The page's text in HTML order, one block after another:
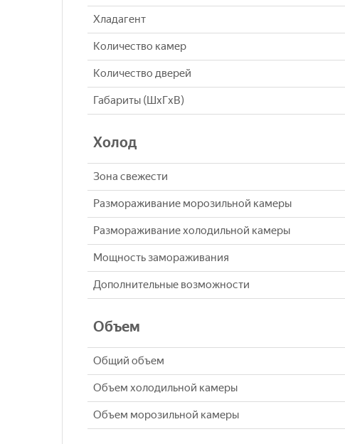
Хладагент
Количество камер
Количество дверей
Габариты (ШxГxВ)
Холод
Зона свежести
Размораживание морозильной камеры
Размораживание холодильной камеры
Мощность замораживания
Дополнительные возможности
Объем
Общий объем
Объем холодильной камеры
Объем морозильной камеры